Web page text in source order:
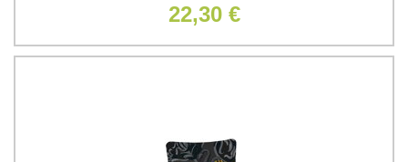
22,30 €